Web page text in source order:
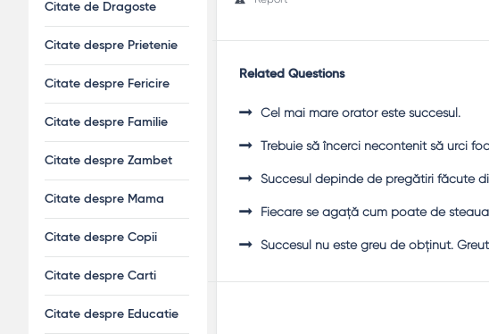
Related Questions
Cel mai mare orator este succesul.
Trebuie să încerci necontenit să urci
Succesul depinde de pregătiri făcute
Fiecare se agaţă cum poate de
Succesul nu este greu de obținut.
Citate de Dragoste
Citate despre Prietenie
Citate despre Fericire
Citate despre Familie
Citate despre Zambet
Citate despre Mama
Citate despre Copii
Citate despre Carti
Citate despre Educatie